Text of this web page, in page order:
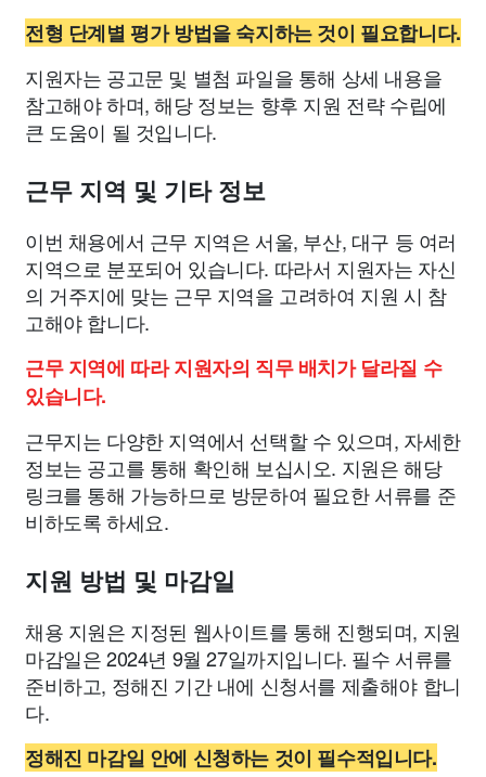
전형 단계별 평가 방법을 숙지하는 것이 필요합니다.
지원자는 공고문 및 별첨 파일을 통해 상세 내용을
참고해야 하며, 해당 정보는 향후 지원 전략 수립에
큰 도움이 될 것입니다.
근무 지역 및 기타 정보
이번 채용에서 근무 지역은 서울, 부산, 대구 등 여러
지역으로 분포되어 있습니다. 따라서 지원자는 자신
의 거주지에 맞는 근무 지역을 고려하여 지원 시 참
고해야 합니다.
근무 지역에 따라 지원자의 직무 배치가 달라질 수
있습니다.
근무지는 다양한 지역에서 선택할 수 있으며, 자세한
정보는 공고를 통해 확인해 보십시오. 지원은 해당
링크를 통해 가능하므로 방문하여 필요한 서류를 준
비하도록 하세요.
지원 방법 및 마감일
채용 지원은 지정된 웹사이트를 통해 진행되며, 지원
마감일은 2024년 9월 27일까지입니다. 필수 서류를
준비하고, 정해진 기간 내에 신청서를 제출해야 합니
다.
정해진 마감일 안에 신청하는 것이 필수적입니다.